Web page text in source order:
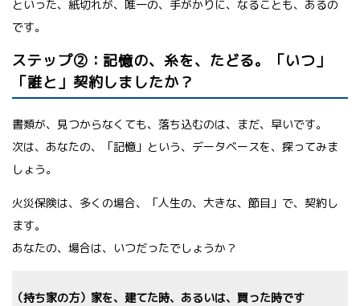
といった、紙切れが、唯一の、手がかりに、なることも、あるの
です。
ステップ②：記憶の、糸を、たどる。「いつ」
「誰と」契約しましたか？
書類が、見つからなくても、落ち込むのは、まだ、早いです。
次は、あなたの、「記憶」という、データベースを、探ってみま
しょう。
火災保険は、多くの場合、「人生の、大きな、節目」で、契約し
ます。
あなたの、場合は、いつだったでしょうか？
（持ち家の方）家を、建てた時、あるいは、買った時です